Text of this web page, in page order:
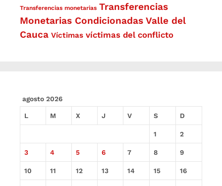
Transferencias monetarias Transferencias
Monetarias Condicionadas Valle del
Cauca Víctimas víctimas del conflicto
agosto 2026
L M X J V S D
1 2
3 4 5 6 7 8 9
10 11 12 13 14 15 16